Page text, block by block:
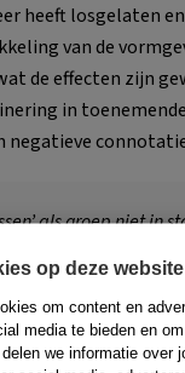
heeft losgelaten
van de
de effecten zijn
in
als groep niet in
als groep niet in
op deze website
om content en
media te bieden en
we informatie over